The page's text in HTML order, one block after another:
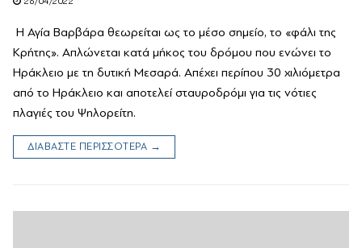
Η Αγία Βαρβάρα θεωρείται ως το μέσο σημείο, το «φάλι της
Κρήτης». Απλώνεται κατά μήκος του δρόμου που ενώνει το
Ηράκλειο με τη δυτική Μεσαρά. Απέχει περίπου 30 χιλιόμετρα
από το Ηράκλειο και αποτελεί σταυροδρόμι για τις νότιες
πλαγιές του Ψηλορείτη.
ΔΙΑΒΑΣΤΕ ΠΕΡΙΣΣΟΤΕΡΑ →